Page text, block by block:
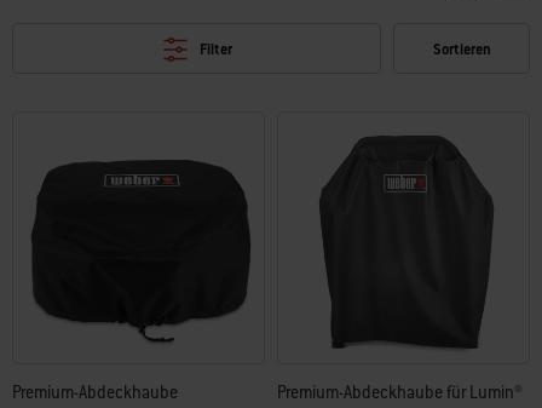
Filter Sortieren
Premium-Abdeckhaube
Premium-Abdeckhaube für Lumin®